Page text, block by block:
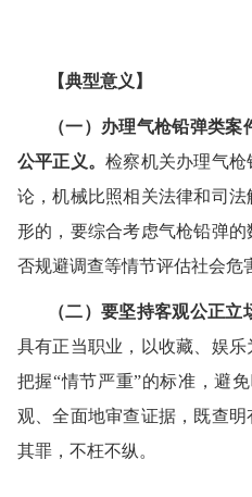
【典型意义】
（一）办理气枪铅弹类
公平正义。检察机关办理气
论，机械比照相关法律和司
形的，要综合考虑气枪铅弹
否规避调查等情节评估社会危
（二）要坚持客观公正
具有正当职业，以收藏、娱
把握“情节严重”的标准，避
观、全面地审查证据，既查
其罪，不枉不纵。